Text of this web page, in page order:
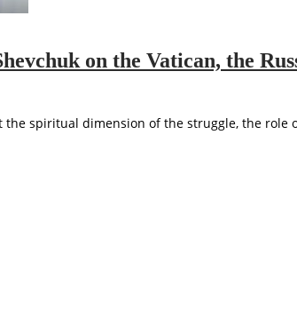
on the Vatican, the
the spiritual dimension of the struggle, the